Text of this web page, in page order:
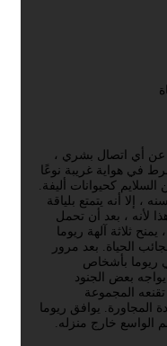
عن أي اتصال بشري ،
في هواية غريبة نوعًا
كحيوانات أليفة.
إلا أنه يتمتع بلياقة
لأنه ، بعد أن تحمل
ثلاثة آلهة ريوما
الحياة. بعد مرور
ريوما بأشخاص
يواجه بعض الجنود
المجموعة
المجاورة. يوافق ريوما
الواسع خارج منزله.